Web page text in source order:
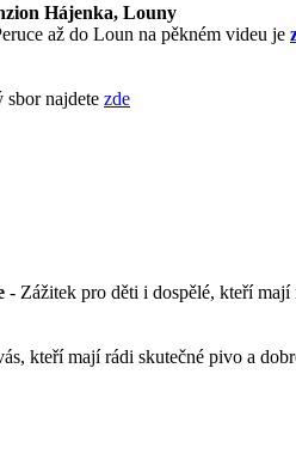
Hájenka, Louny
až do Loun na pěkném videu je
sbor najdete zde
- Zážitek pro děti i dospělé, kteří
kteří mají rádi skutečné pivo a